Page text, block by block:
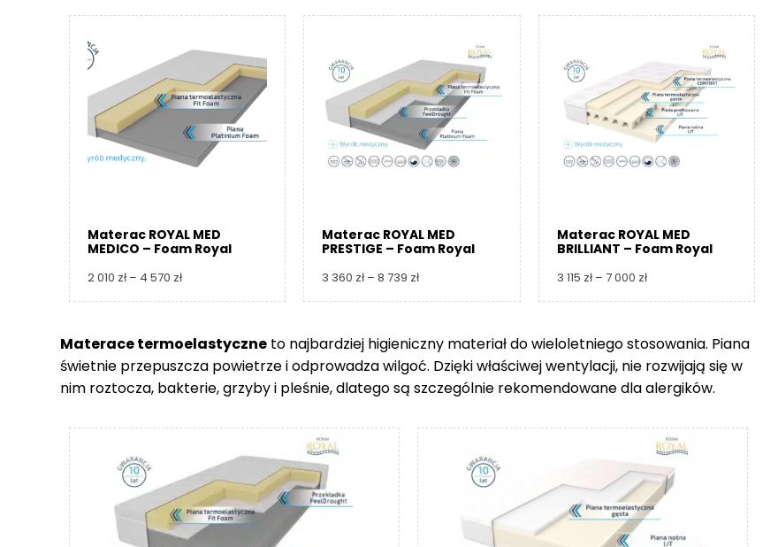
Materac ROYAL MED
MEDICO – Foam Royal
2 010 zł – 4 570 złZakres
010 zł
do
4
Materac ROYAL MED
PRESTIGE – Foam Royal
3 360 zł – 8 739 złZakres
360 zł
do
8
Materac ROYAL MED
BRILLIANT – Foam Royal
3 115 zł – 7 000 złZakres
115 zł
do
7
000 zł
Materace termoelastyczneto najbardziej higieniczny materiał do wieloletniego stosowania. Piana
świetnie przepuszcza powietrze i odprowadza wilgoć. Dzięki właściwej wentylacji, nie rozwijają się w
nim roztocza, bakterie, grzyby i pleśnie, dlatego są szczególnie rekomendowane dla alergików.